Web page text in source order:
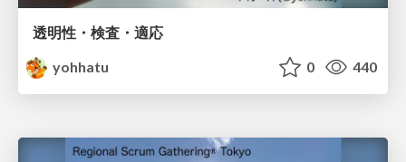
透明性・検査・適応
yohhatu
0 440